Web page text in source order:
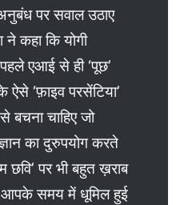
पर सवाल उठाए
कहा कि योगी
एआई से ही ‘पूछ’
‘फ़ाइव परसेंटिया’
बचना चाहिए जो
का दुरुपयोग करते
पर भी बहुत ख़राब
आपके समय में धूमिल हुई